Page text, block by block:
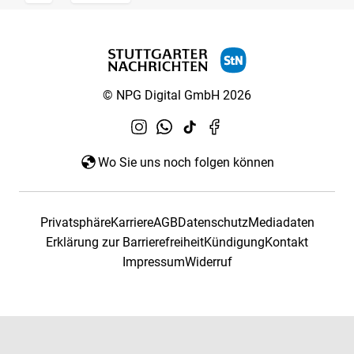
© NPG Digital GmbH 2026
Wo Sie uns noch folgen können
PrivatsphäreKarriereAGBDatenschutzMediadaten
Erklärung zur BarrierefreiheitKündigungKontakt
ImpressumWiderruf